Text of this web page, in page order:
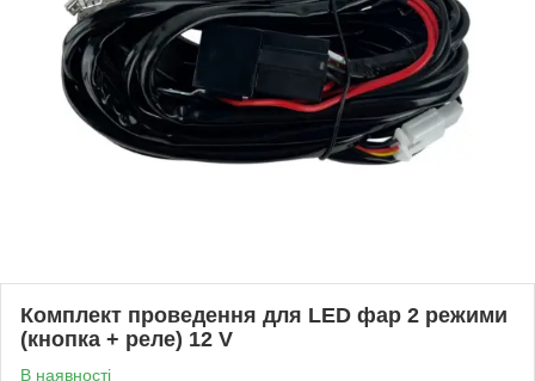
Комплект проведення для LED фар 2 режими
(кнопка + реле) 12 V
В наявності